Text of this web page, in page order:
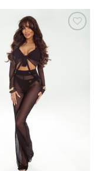
ulubionych